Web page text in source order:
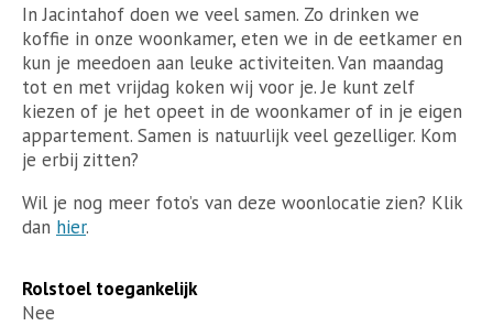
In Jacintahof doen we veel samen. Zo drinken we
koffie in onze woonkamer, eten we in de eetkamer en
kun je meedoen aan leuke activiteiten. Van maandag
tot en met vrijdag koken wij voor je. Je kunt zelf
kiezen of je het opeet in de woonkamer of in je eigen
appartement. Samen is natuurlijk veel gezelliger. Kom
je erbij zitten?
Wil je nog meer foto’s van deze woonlocatie zien? Klik
dan hier.
Rolstoel toegankelijk
Nee